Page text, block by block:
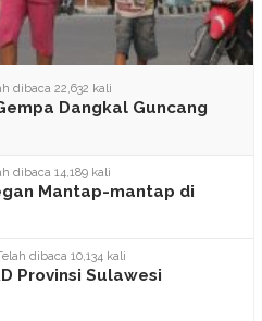
dibaca 22,632 kali
Dangkal Guncang
dibaca 14,189 kali
Mantap-mantap di
dibaca 10,134 kali
Provinsi Sulawesi